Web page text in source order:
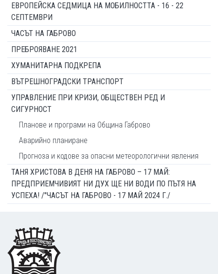
ЕВРОПЕЙСКА СЕДМИЦА НА МОБИЛНОСТТА - 16 - 22
СЕПТЕМВРИ
ЧАСЪТ НА ГАБРОВО
ПРЕБРОЯВАНЕ 2021
ХУМАНИТАРНА ПОДКРЕПА
ВЪТРЕШНОГРАДСКИ ТРАНСПОРТ
УПРАВЛЕНИЕ ПРИ КРИЗИ, ОБЩЕСТВЕН РЕД И
СИГУРНОСТ
Планове и програми на Община Габрово
Аварийно планиране
Прогноза и кодове за опасни метеорологични явления
ТАНЯ ХРИСТОВА В ДЕНЯ НА ГАБРОВО – 17 МАЙ:
ПРЕДПРИЕМЧИВИЯТ НИ ДУХ ЩЕ НИ ВОДИ ПО ПЪТЯ НА
УСПЕХА! /"ЧАСЪТ НА ГАБРОВО - 17 МАЙ 2024 Г./
Footer